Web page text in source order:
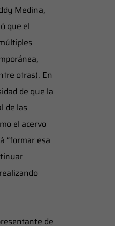
Medina,
que el
otras). En
de que la
de las
el acervo
“formar esa
de